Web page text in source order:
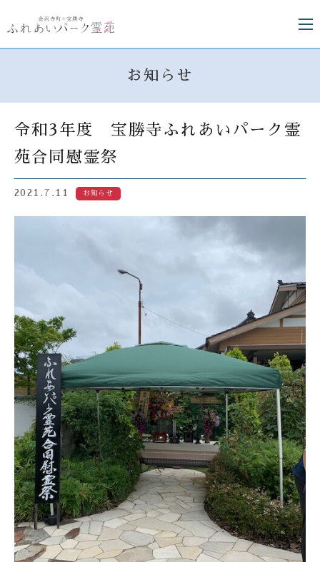
お知らせ
令和3年度 宝勝寺ふれあいパーク霊
苑合同慰霊祭
2021.7.11 お知らせ